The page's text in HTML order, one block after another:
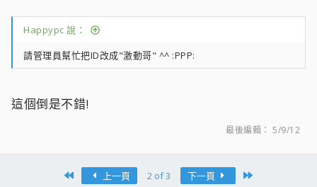
Happypc 說：
請管理員幫忙把ID改成"激動哥" ^^ :PPP:
這個倒是不錯!
最後編輯： 5/9/12
上一頁 2 of 3 下一頁